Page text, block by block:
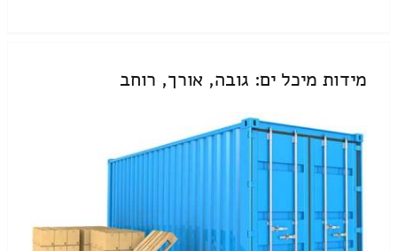
מידות מיכל ים: גובה, אורך, רוחב